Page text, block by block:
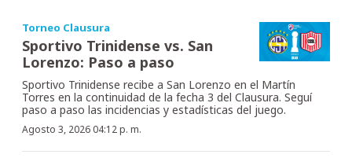
Torneo Clausura
Sportivo Trinidense vs. San
Lorenzo: Paso a paso
Sportivo Trinidense recibe a San Lorenzo en el Martín
Torres en la continuidad de la fecha 3 del Clausura. Seguí
paso a paso las incidencias y estadísticas del juego.
Agosto 3, 2026 04:12 p. m.